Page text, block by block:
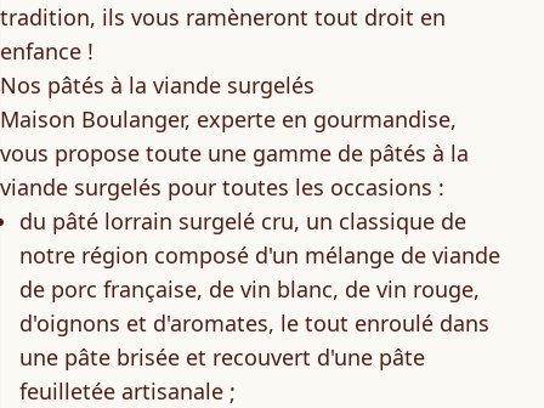
tradition, ils vous ramèneront tout droit en
enfance !
Nos pâtés à la viande surgelés
Maison Boulanger, experte en gourmandise,
vous propose toute une gamme de pâtés à la
viande surgelés pour toutes les occasions :
du pâté lorrain surgelé cru, un classique de
notre région composé d'un mélange de viande
de porc française, de vin blanc, de vin rouge,
d'oignons et d'aromates, le tout enroulé dans
une pâte brisée et recouvert d'une pâte
feuilletée artisanale ;